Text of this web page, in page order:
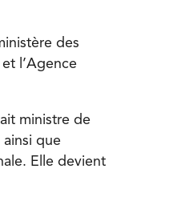
des
l’Agence
ministre de
que
Elle devient